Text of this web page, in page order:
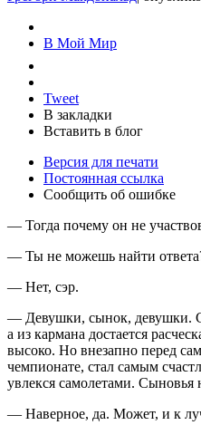
В Мой Мир
Tweet
В закладки
Вставить в блог
Версия для печати
Постоянная ссылка
Сообщить об ошибке
— Тогда почему он не
— Ты не можешь найти
— Нет, сэр.
— Девушки, сынок, девушки.
а из кармана достается
высоко. Но внезапно перед
чемпионате, стал самым
увлекся самолетами. Сыновья
— Наверное, да. Может, и к